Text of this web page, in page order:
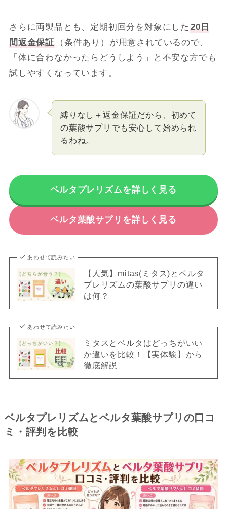
さらに両製品とも、定期初回分を対象にした20日
間返金保証（条件あり）が用意されているので、
「体に合わなかったらどうしよう」と不安な方でも
試しやすくなっています。
縛りなし＋返金保証だから、初めて
の葉酸サプリでも安心して始められ
るわね。
ベルタプレリズムを詳しく見る
ベルタ葉酸サプリを詳しく見る
あわせて読みたい
【人気】mitas(ミタス)とベルタ
プレリズムの葉酸サプリの違い
は何？
あわせて読みたい
ミタスとベルタはどっちがいい
か違いを比較！【実体験】から
徹底解説
ベルタプレリズムとベルタ葉酸サプリの口コ
ミ・評判を比較